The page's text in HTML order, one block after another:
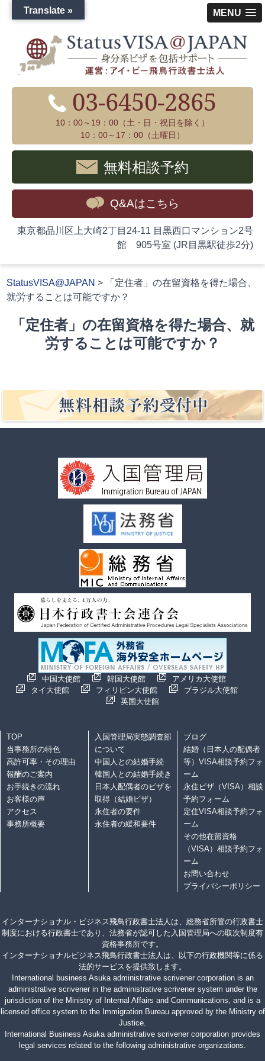
MENU
03-6450-2865
10：00～19：00（土・日・祝日を除く）
10：00～17：00（土曜日）
無料相談予約
Q&Aはこちら
東京都品川区上大崎2丁目24-11 目黒西口マンション2号
館 905号室 (JR目黒駅徒歩2分)
StatusVISA@JAPAN >
「定住者」の在留資格を得た場合、
就労することは可能ですか？
「定住者」の在留資格を得た場合、就
労することは可能ですか？
中国大使館 韓国大使館
アメリカ大使館
タイ大使館
フィリピン大使館
ブラジル大使館
英国大使館
TOP
当事務所の特色
高許可率・その理由
報酬のご案内
お手続きの流れ
お客様の声
アクセス
事務所概要
入国管理局実態調査部
について
中国人との結婚手続
韓国人との結婚手続き
日本人配偶者のビザを
取得（結婚ビザ）
永住者の要件
永住者の緩和要件
ブログ
結婚（日本人の配偶者
等）VISA相談予約フォ
ーム
永住ビザ（VISA）相談
予約フォーム
定住VISA相談予約フォ
ーム
その他在留資格
（VISA）相談予約フォ
ーム
お問い合わせ
プライバシーポリシー
インターナショナル・ビジネス飛鳥行政書士法人は、総務省所管の行政書士
制度における行政書士であり、法務省が認可した入国管理局への取次制度有
資格事務所です。
インターナショナルビジネス飛鳥行政書士法人は、以下の行政機関等に係る
法的サービスを提供致します。
International business Asuka administrative scrivener corporation is an
administrative scrivener in the administrative scrivener system under the
jurisdiction of the Ministry of Internal Affairs and Communications, and is a
licensed office system to the Immigration Bureau approved by the Ministry of
Justice.
International Business Asuka administrative scrivener corporation provides
legal services related to the following administrative organizations.
Translate »